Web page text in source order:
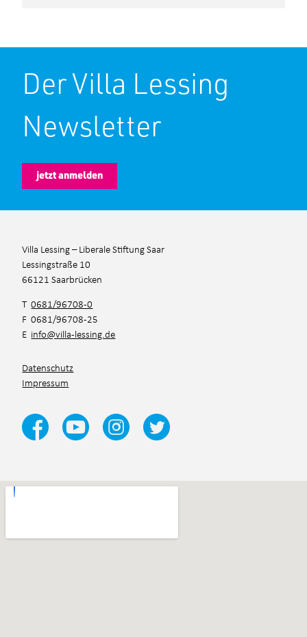
Der Villa Lessing
Newsletter
jetzt anmelden
Villa Lessing – Liberale Stiftung Saar
Lessingstraße 10
66121 Saarbrücken
T0681/96708-0
F 0681/96708-25
E info@villa-lessing.de
Datenschutz
Impressum